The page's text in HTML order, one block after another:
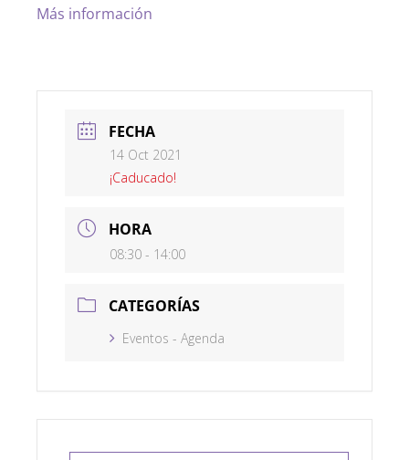
Más información
FECHA
14 Oct 2021
¡Caducado!
HORA
08:30 - 14:00
CATEGORÍAS
Eventos - Agenda